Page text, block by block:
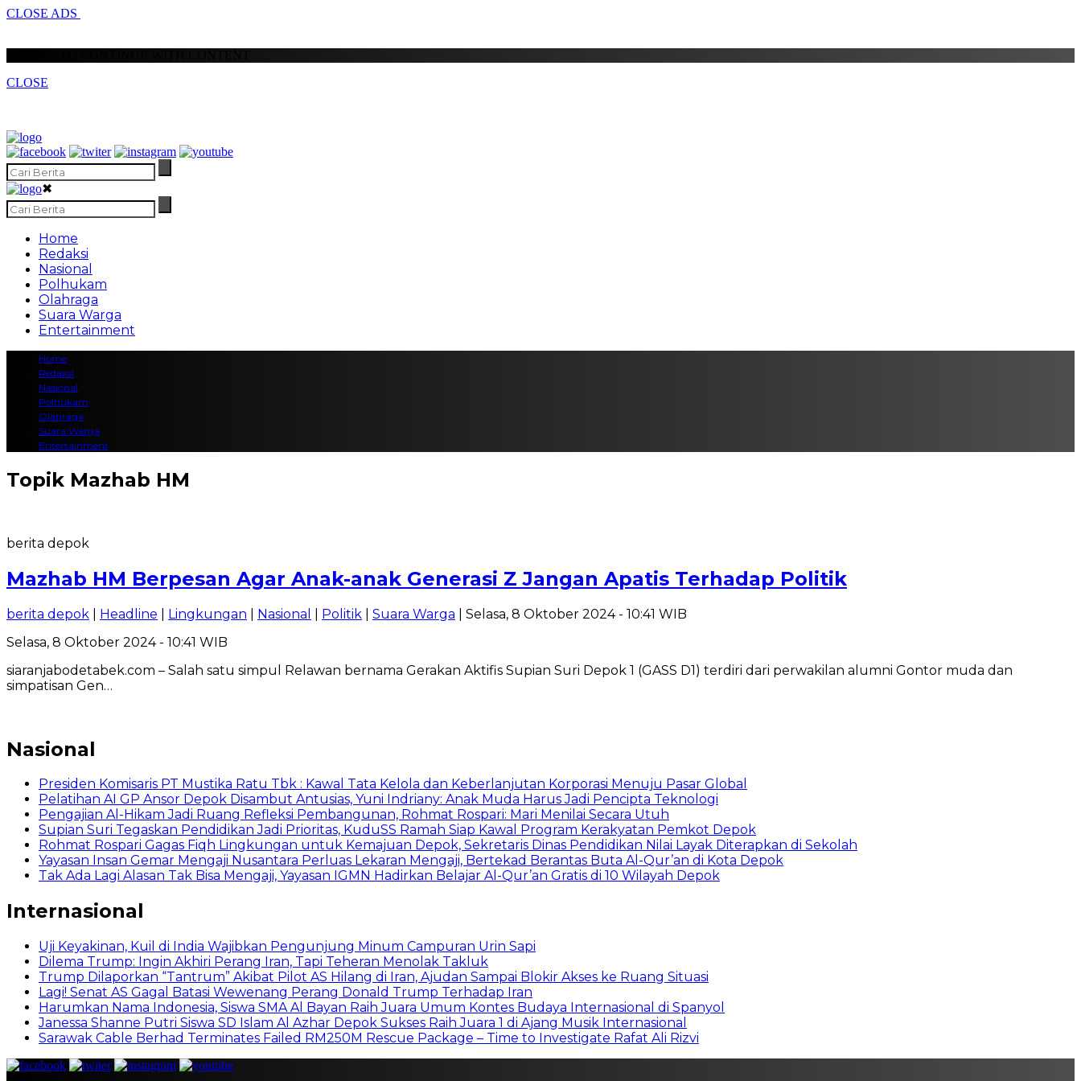
CLOSE ADS
CLOSE
✖
Home
Redaksi
Nasional
Polhukam
Olahraga
Suara Warga
Entertainment
Home
Redaksi
Nasional
Polhukam
Olahraga
Suara Warga
Entertainment
Topik Mazhab HM
berita depok
Mazhab HM Berpesan Agar Anak-anak Generasi Z Jangan Apatis Terhadap Politik
berita depok Headline Lingkungan Nasional Politik Suara Warga | Selasa, 8 Oktober 2024 - 10:41 WIB
Selasa, 8 Oktober 2024 - 10:41 WIB
siaranjabodetabek.com – Salah satu simpul Relawan bernama Gerakan Aktifis Supian Suri Depok 1 (GASS D1) terdiri dari perwakilan alumni Gontor muda dan
simpatisan Gen…
Nasional
Presiden Komisaris PT Mustika Ratu Tbk : Kawal Tata Kelola dan Keberlanjutan Korporasi Menuju Pasar Global
Pelatihan AI GP Ansor Depok Disambut Antusias, Yuni Indriany: Anak Muda Harus Jadi Pencipta Teknologi
Pengajian Al-Hikam Jadi Ruang Refleksi Pembangunan, Rohmat Rospari: Mari Menilai Secara Utuh
Supian Suri Tegaskan Pendidikan Jadi Prioritas, KuduSS Ramah Siap Kawal Program Kerakyatan Pemkot Depok
Rohmat Rospari Gagas Fiqh Lingkungan untuk Kemajuan Depok, Sekretaris Dinas Pendidikan Nilai Layak Diterapkan di Sekolah
Yayasan Insan Gemar Mengaji Nusantara Perluas Lekaran Mengaji, Bertekad Berantas Buta Al-Qur’an di Kota Depok
Tak Ada Lagi Alasan Tak Bisa Mengaji, Yayasan IGMN Hadirkan Belajar Al-Qur’an Gratis di 10 Wilayah Depok
Internasional
Uji Keyakinan, Kuil di India Wajibkan Pengunjung Minum Campuran Urin Sapi
Dilema Trump: Ingin Akhiri Perang Iran, Tapi Teheran Menolak Takluk
Trump Dilaporkan “Tantrum” Akibat Pilot AS Hilang di Iran, Ajudan Sampai Blokir Akses ke Ruang Situasi
Lagi! Senat AS Gagal Batasi Wewenang Perang Donald Trump Terhadap Iran
Harumkan Nama Indonesia, Siswa SMA Al Bayan Raih Juara Umum Kontes Budaya Internasional di Spanyol
Janessa Shanne Putri Siswa SD Islam Al Azhar Depok Sukses Raih Juara 1 di Ajang Musik Internasional
Sarawak Cable Berhad Terminates Failed RM250M Rescue Package – Time to Investigate Rafat Ali Rizvi